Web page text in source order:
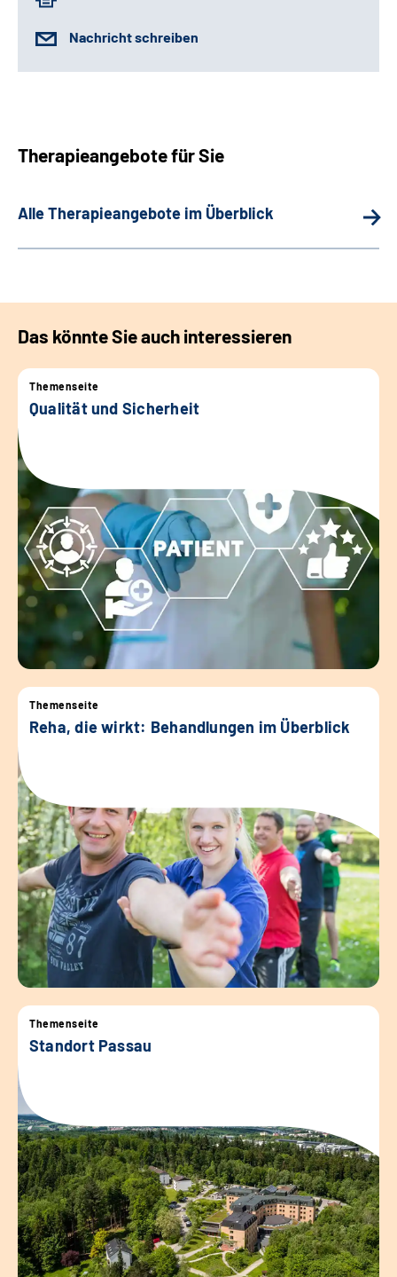
Nachricht schreiben
Therapieangebote für Sie
Alle Therapieangebote im Überblick
Das könnte Sie auch interessieren
Themenseite
Qualität und Sicherheit
Themenseite
Reha, die wirkt: Behandlungen im Überblick
Themenseite
Standort Passau